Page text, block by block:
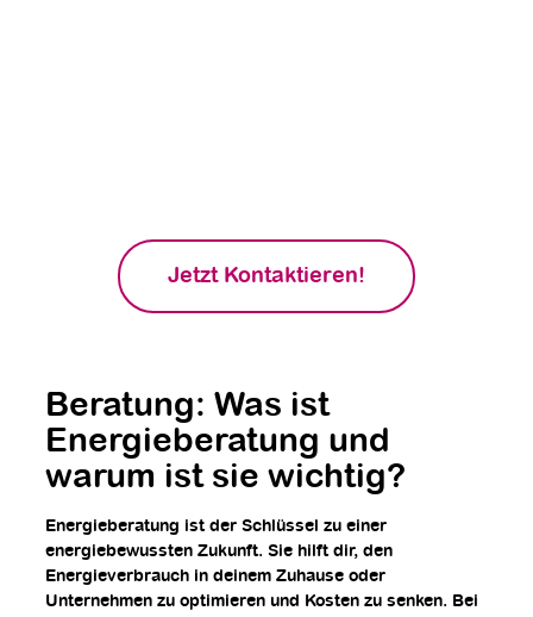
Jetzt Kontaktieren!
Beratung: Was ist
Energieberatung und
warum ist sie wichtig?
Energieberatung ist der Schlüssel zu einer
energiebewussten Zukunft. Sie hilft dir, den
Energieverbrauch in deinem Zuhause oder
Unternehmen zu optimieren und Kosten zu senken. Bei